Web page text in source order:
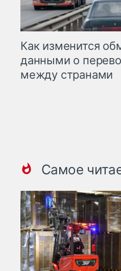
Как изменится
данными о
между странами
Самое